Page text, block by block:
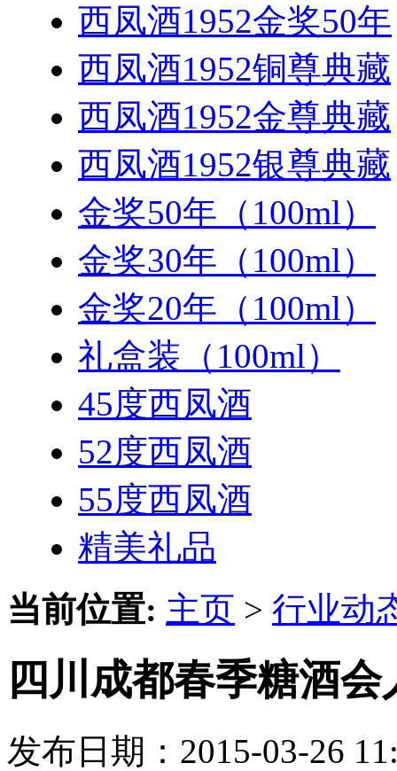
西凤酒1952金奖50年
西凤酒1952铜尊典藏
西凤酒1952金尊典藏
西凤酒1952银尊典藏
金奖50年（100ml）
金奖30年（100ml）
金奖20年（100ml）
礼盒装（100ml）
45度西凤酒
52度西凤酒
55度西凤酒
精美礼品
当前位置: 主页 > 行业动
四川成都春季糖酒
发布日期：2015-03-26